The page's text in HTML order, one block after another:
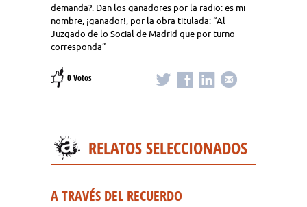
demanda?. Dan los ganadores por la radio: es mi
nombre, ¡ganador!, por la obra titulada: “Al
Juzgado de lo Social de Madrid que por turno
corresponda”
0 Votos
RELATOS SELECCIONADOS
A TRAVÉS DEL RECUERDO